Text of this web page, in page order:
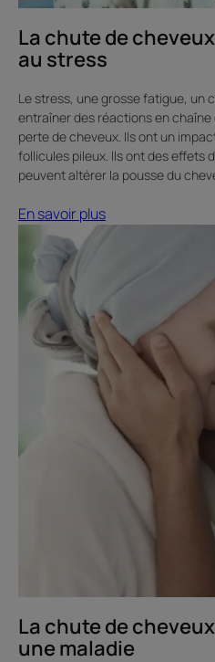
La chute de
au stress
Le stress, une grosse fatigue, un
entraîner des réactions en
perte de cheveux. Ils ont un
follicules pileux. Ils ont des effets
peuvent altérer la pousse du
En savoir plus
savoir
La
chute
de
cheveux
conséquente
maladie
La chute de
une maladie